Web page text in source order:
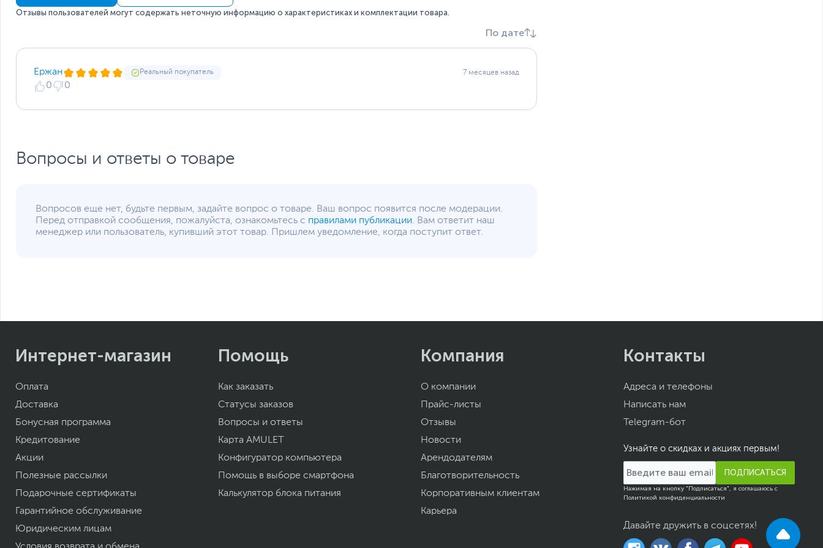
обеспечивает идеальную передачу тепла.
Отзывы пользователей могут содержать неточную информацию о характеристиках и комплектации товара.
По дате
Ержан Реальный покупатель 7 месяцев назад
0 0
Вопросы и ответы о товаре
Вопросов еще нет, будьте первым, задайте вопрос о товаре. Ваш вопрос появится после модерации.
Перед отправкой сообщения, пожалуйста, ознакомьтесь с правилами публикации. Вам ответит наш
менеджер или пользователь, купивший этот товар. Пришлем уведомление, когда поступит ответ.
Интернет-магазин
Оплата
Доставка
Бонусная программа
Кредитование
Акции
Полезные рассылки
Подарочные сертификаты
Гарантийное обслуживание
Юридическим лицам
Помощь
Как заказать
Статусы заказов
Вопросы и ответы
Карта AMULET
Конфигуратор компьютера
Помощь в выборе смартфона
Калькулятор блока питания
Компания
О компании
Прайс-листы
Отзывы
Новости
Арендодателям
Благотворительность
Корпоративным клиентам
Карьера
Контакты
Адреса и телефоны
Написать нам
Telegram-бот
Узнайте о скидках и акциях первым!
ПОДПИСАТЬСЯ
Нажимая на кнопку "Подписаться", я соглашаюсь с
Политикой конфиденциальности
Давайте дружить в соцсетях!